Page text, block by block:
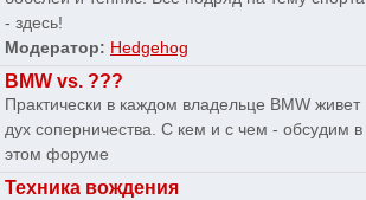
- здесь!
Модератор: Hedgehog
BMW vs. ???
Практически в каждом владельце BMW живет
дух соперничества. С кем и с чем - обсудим в
этом форуме
Техника вождения